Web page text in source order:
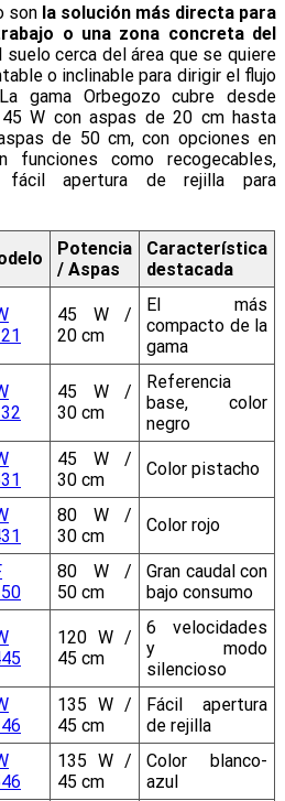
son la solución más directa para
o una zona concreta del
suelo cerca del área que se quiere
o inclinable para dirigir el flujo
gama Orbegozo cubre desde
W con aspas de 20 cm hasta
de 50 cm, con opciones en
como recogecables,
fácil apertura de rejilla para
Potencia
/ Aspas
Característica
destacada
45 W /
20 cm
El más
compacto de la
gama
45 W /
30 cm
Referencia
base, color
negro
45 W /
30 cm
Color pistacho
80 W /
30 cm
Color rojo
80 W /
50 cm
Gran caudal con
bajo consumo
120 W /
45 cm
6 velocidades
y modo
silencioso
135 W /
45 cm
Fácil apertura
de rejilla
135 W /
45 cm
Color blanco-
azul